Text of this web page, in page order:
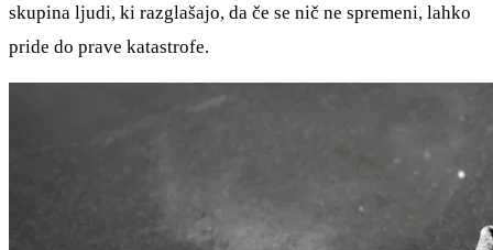
skupina ljudi, ki razglašajo, da če se nič ne spremeni, lahko
pride do prave katastrofe.